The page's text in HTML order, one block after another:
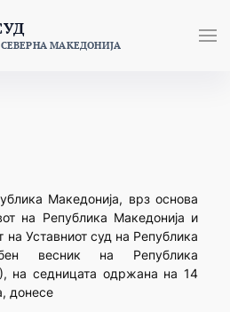
МАКЕДОНИЈА
Македонија, врз основа
на Република Македонија и
на Уставниот суд на Република
весник на Република
на седницата одржана на 14
донесе